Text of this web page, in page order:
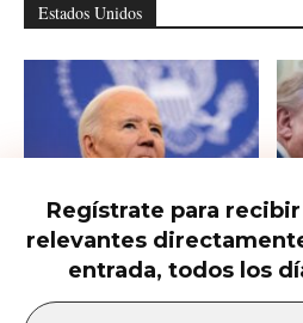
Regístrate para
relevantes
entrada, todos los
Estados Unidos
Hunter Biden habla del cáncer de
su padre que avanzó hasta...